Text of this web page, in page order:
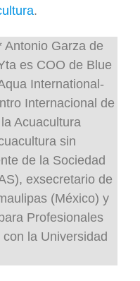
.
Antonio Garza de
es COO de Blue
International-
Internacional de
Acuacultura
sin
de la Sociedad
exsecretario de
(México) y
Profesionales
la Universidad